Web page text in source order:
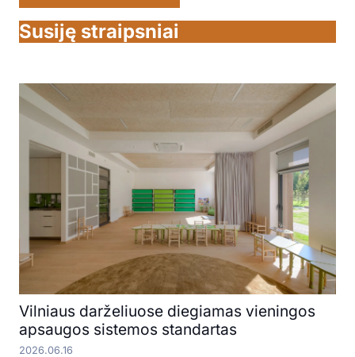
Susiję straipsniai
Vilniaus darželiuose diegiamas vieningos
apsaugos sistemos standartas
2026.06.16